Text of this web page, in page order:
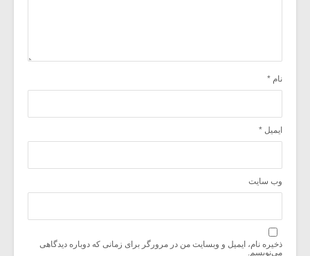
نام *
ایمیل *
وب‌ سایت
ذخیره نام، ایمیل و وبسایت من در مرورگر برای زمانی که دوباره دیدگاهی
می‌نویسم.